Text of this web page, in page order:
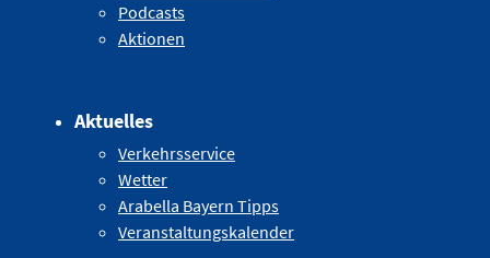
Podcasts
Aktionen
Aktuelles
Verkehrsservice
Wetter
Arabella Bayern Tipps
Veranstaltungskalender